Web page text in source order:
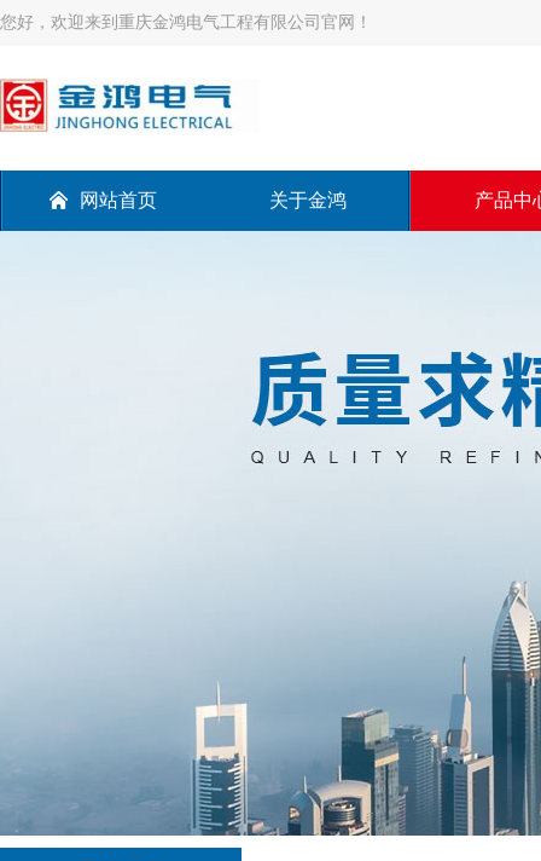
您好，欢迎来到重庆金鸿电气工程有限公司官网！
网站首页 关于金鸿 产品中